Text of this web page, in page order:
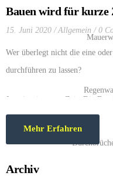
Bauen wird für kurze
15. Juni 2020 Allgemein 0
Wer überlegt nicht die eine
durchführen zu lassen?
Jetzt ist eine gute Zeit. Die
Verschönerungsarbeiten mit der
Mehr Erfahren
Archiv